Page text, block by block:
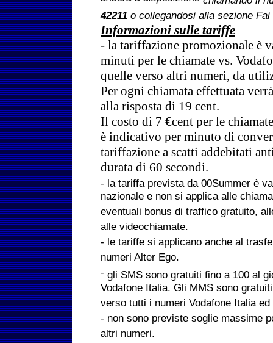
42211 o collegandosi alla sezione Fai
Informazioni sulle tariffe
- la tariffazione promozionale è
minuti per le chiamate vs.
quelle verso altri numeri, da
Per ogni chiamata effettuata
alla risposta di 19 cent.
Il costo di 7 €cent per le
è indicativo per minuto di
tariffazione a scatti addebitati
durata di 60 secondi.
- la tariffa prevista da 00Summer è
nazionale e non si applica alle
eventuali bonus di traffico gratuito,
alle videochiamate.
- le tariffe si applicano anche al
numeri Alter Ego.
- gli SMS sono gratuiti fino a 100 al
Vodafone Italia. Gli MMS sono
verso tutti i numeri Vodafone Italia
- non sono previste soglie massime
altri numeri.